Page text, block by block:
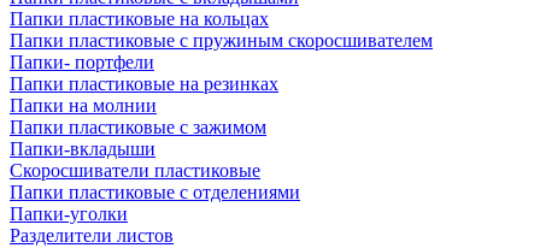
Папки пластиковые на кольцах
Папки пластиковые с пружиным скоросшивателем
Папки- портфели
Папки пластиковые на резинках
Папки на молнии
Папки пластиковые с зажимом
Папки-вкладыши
Скоросшиватели пластиковые
Папки пластиковые с отделениями
Папки-уголки
Разделители листов